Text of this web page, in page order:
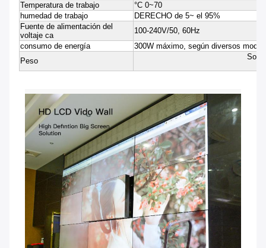
Temperatura de trabajo
°C 0~70
humedad de trabajo
DERECHO de 5~ el 95%
Fuente de alimentación del
voltaje ca
100-240V/50, 60Hz
consumo de energía
300W máximo, según diversos
Peso